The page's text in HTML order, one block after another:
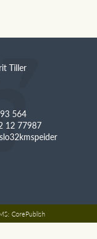
Tiller
564
12 77987
CorePublish